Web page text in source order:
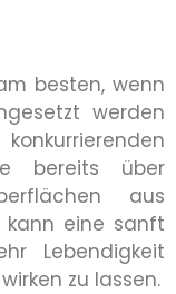
besten, wenn
werden
bereits über
aus
kann eine sanft
Lebendigkeit
zu lassen.